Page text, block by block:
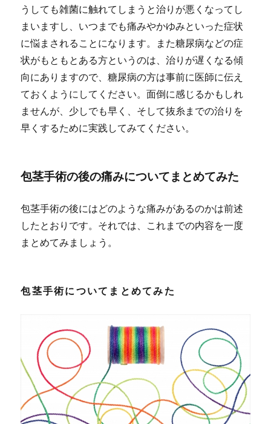
うしても雑菌に触れてしまうと治りが悪くなってし
まいますし、いつまでも痛みやかゆみといった症状
に悩まされることになります。また糖尿病などの症
状がもともとある方というのは、治りが遅くなる傾
向にありますので、糖尿病の方は事前に医師に伝え
ておくようにしてください。面倒に感じるかもしれ
ませんが、少しでも早く、そして抜糸までの治りを
早くするために実践してみてください。
包茎手術の後の痛みについてまとめてみた
包茎手術の後にはどのような痛みがあるのかは前述
したとおりです。それでは、これまでの内容を一度
まとめてみましょう。
包茎手術についてまとめてみた